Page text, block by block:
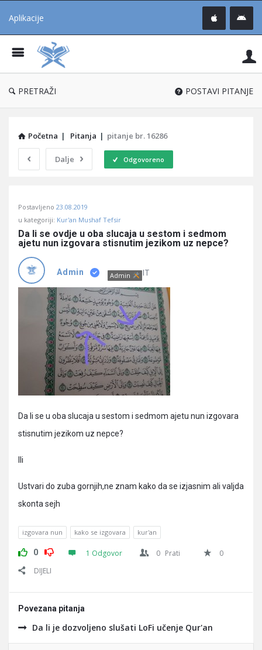
Aplikacije
®
PRETRAŽI POSTAVI PITANJE
Početna | Pitanja | pitanje br. 16286
Dalje Odgovoreno
Učene
Latest
Pitanja
Postavljeno 23.08.2019
u kategoriji: Kur'an Mushaf Tefsir
Da li se ovdje u oba slucaja u sestom i sedmom
ajetu nun izgovara stisnutim jezikom uz nepce?
Admin Admin IT
Da li se u oba slucaja u sestom i sedmom ajetu nun izgovara
stisnutim jezikom uz nepce?
Ili
Ustvari do zuba gornjih,ne znam kako da se izjasnim ali valjda
skonta sejh
izgovara nun kako se izgovara kur'an
0 1 Odgovor 0 Prati
0
DIJELI
Povezana pitanja
Da li je dozvoljeno slušati LoFi učenje Qur'an